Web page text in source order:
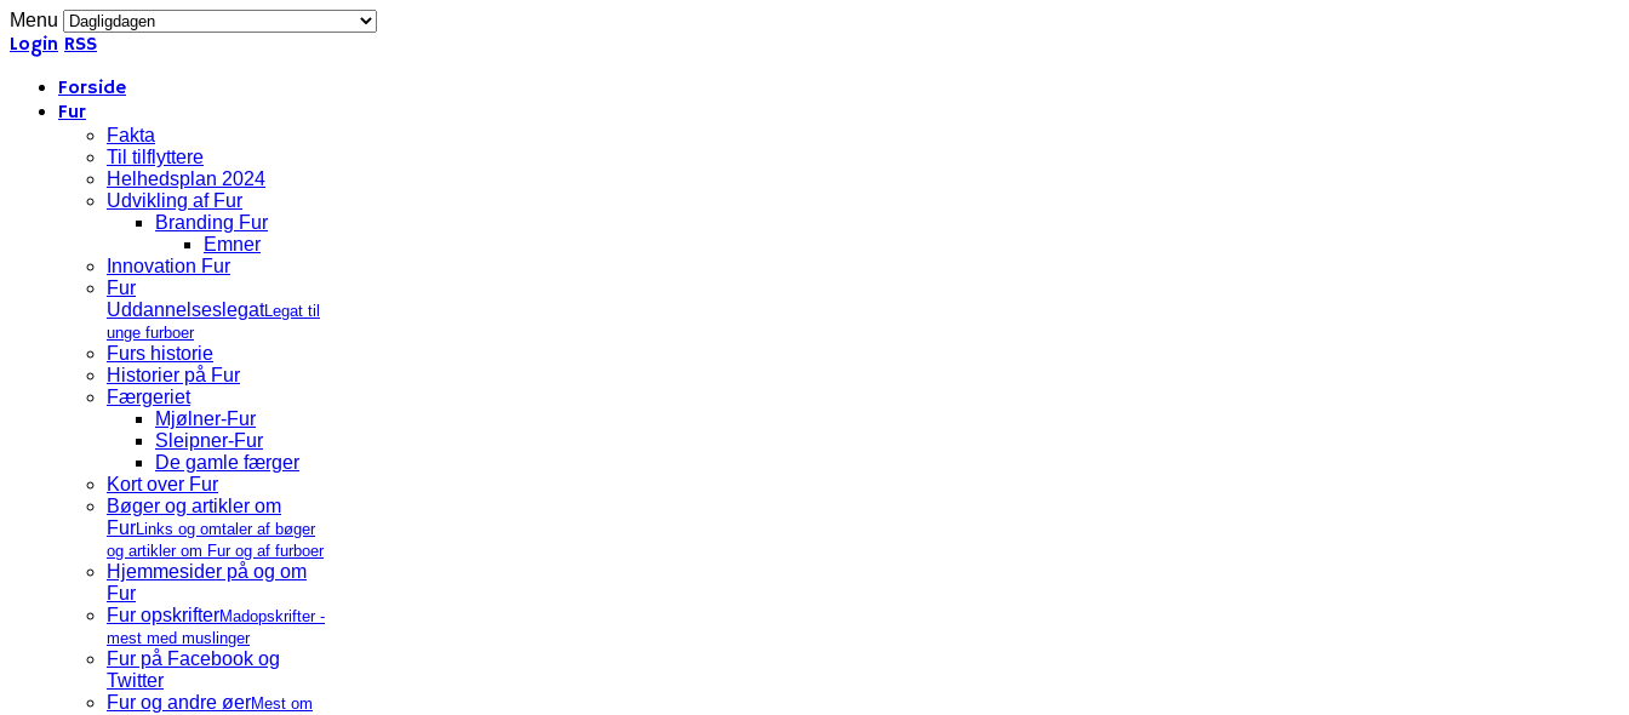
Menu
Login RSS
Forside
Fur
Fakta
Til tilflyttere
Helhedsplan 2024
Udvikling af Fur
Branding Fur
Emner
Innovation Fur
Fur
UddannelseslegatLegat til
unge furboer
Furs historie
Historier på Fur
Færgeriet
Mjølner-Fur
Sleipner-Fur
De gamle færger
Kort over Fur
Bøger og artikler om
FurLinks og omtaler af bøger
og artikler om Fur og af furboer
Hjemmesider på og om
Fur
Fur opskrifterMadopskrifter -
mest med muslinger
Fur på Facebook og
Twitter
Fur og andre øerMest om